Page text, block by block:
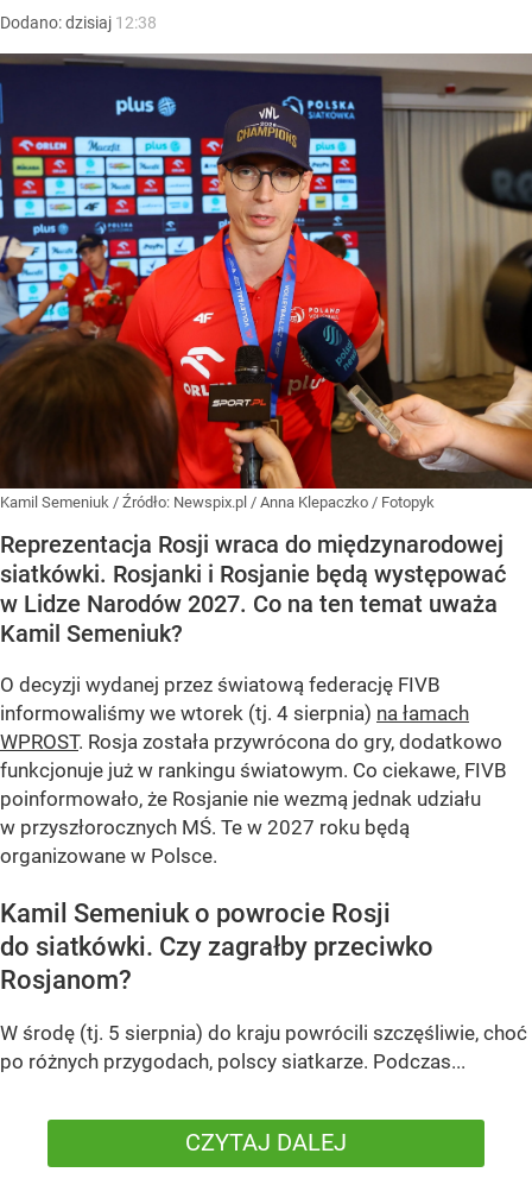
Dodano:dzisiaj 12:38
Kamil Semeniuk / Źródło: Newspix.pl / Anna Klepaczko / Fotopyk
Reprezentacja Rosji wraca do międzynarodowej
siatkówki. Rosjanki i Rosjanie będą występować
w Lidze Narodów 2027. Co na ten temat uważa
Kamil Semeniuk?
O decyzji wydanej przez światową federację FIVB
informowaliśmy we wtorek (tj. 4 sierpnia) na łamach
WPROST. Rosja została przywrócona do gry, dodatkowo
funkcjonuje już w rankingu światowym. Co ciekawe, FIVB
poinformowało, że Rosjanie nie wezmą jednak udziału
w przyszłorocznych MŚ. Te w 2027 roku będą
organizowane w Polsce.
Kamil Semeniuk o powrocie Rosji
do siatkówki. Czy zagrałby przeciwko
Rosjanom?
W środę (tj. 5 sierpnia) do kraju powrócili szczęśliwie, choć
po różnych przygodach, polscy siatkarze. Podczas...
CZYTAJ DALEJ